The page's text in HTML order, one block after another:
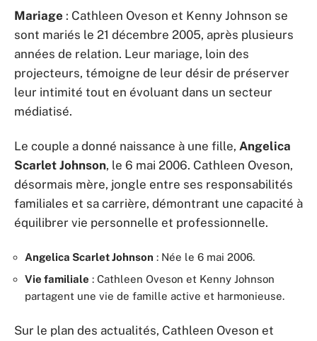
Mariage : Cathleen Oveson et Kenny Johnson se
sont mariés le 21 décembre 2005, après plusieurs
années de relation. Leur mariage, loin des
projecteurs, témoigne de leur désir de préserver
leur intimité tout en évoluant dans un secteur
médiatisé.
Le couple a donné naissance à une fille, Angelica
Scarlet Johnson, le 6 mai 2006. Cathleen Oveson,
désormais mère, jongle entre ses responsabilités
familiales et sa carrière, démontrant une capacité à
équilibrer vie personnelle et professionnelle.
Angelica Scarlet Johnson : Née le 6 mai 2006.
Vie familiale : Cathleen Oveson et Kenny Johnson
partagent une vie de famille active et harmonieuse.
Sur le plan des actualités, Cathleen Oveson et